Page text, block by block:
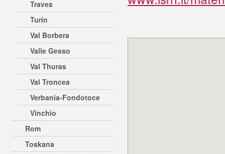
Traves
Turin
Val Borbera
Valle Gesso
Val Thuras
Val Troncea
Verbania-Fondotoce
Vinchio
Rom
Toskana